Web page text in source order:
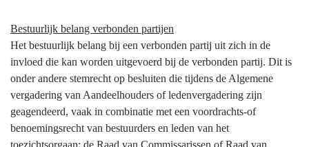
Bestuurlijk belang verbonden partijen
Het bestuurlijk belang bij een verbonden partij uit zich in de
invloed die kan worden uitgevoerd bij de verbonden partij. Dit is
onder andere stemrecht op besluiten die tijdens de Algemene
vergadering van Aandeelhouders of ledenvergadering zijn
geagendeerd, vaak in combinatie met een voordrachts-of
benoemingsrecht van bestuurders en leden van het